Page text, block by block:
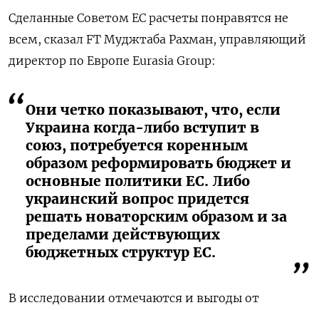
Сделанные Советом ЕС расчеты понравятся не
всем, сказал FT Муджтаба Рахман, управляющий
директор по Европе Eurasia Group:
Они четко показывают, что, если
Украина когда-либо вступит в
союз, потребуется коренным
образом реформировать бюджет и
основные политики ЕС. Либо
украинский вопрос придется
решать новаторским образом и за
пределами действующих
бюджетных структур ЕС.
В исследовании отмечаются и выгоды от